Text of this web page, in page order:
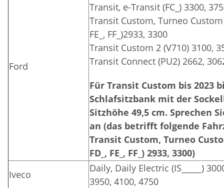
Ford
Transit, e-Transit (FC_) 3300,
Transit Custom, Turneo Custom
FE_, FF_)2933, 3300
Transit Custom 2 (V710) 3100,
Transit Connect (PU2) 2662,
Für Transit Custom bis 2023
Schlafsitzbank mit der
Sitzhöhe 49,5 cm. Sprechen
an (das betrifft folgende
Transit Custom, Turneo
FD_, FE_, FF_) 2933, 3300)
Iveco
Daily, Daily Electric (IS_____)
3950, 4100, 4750